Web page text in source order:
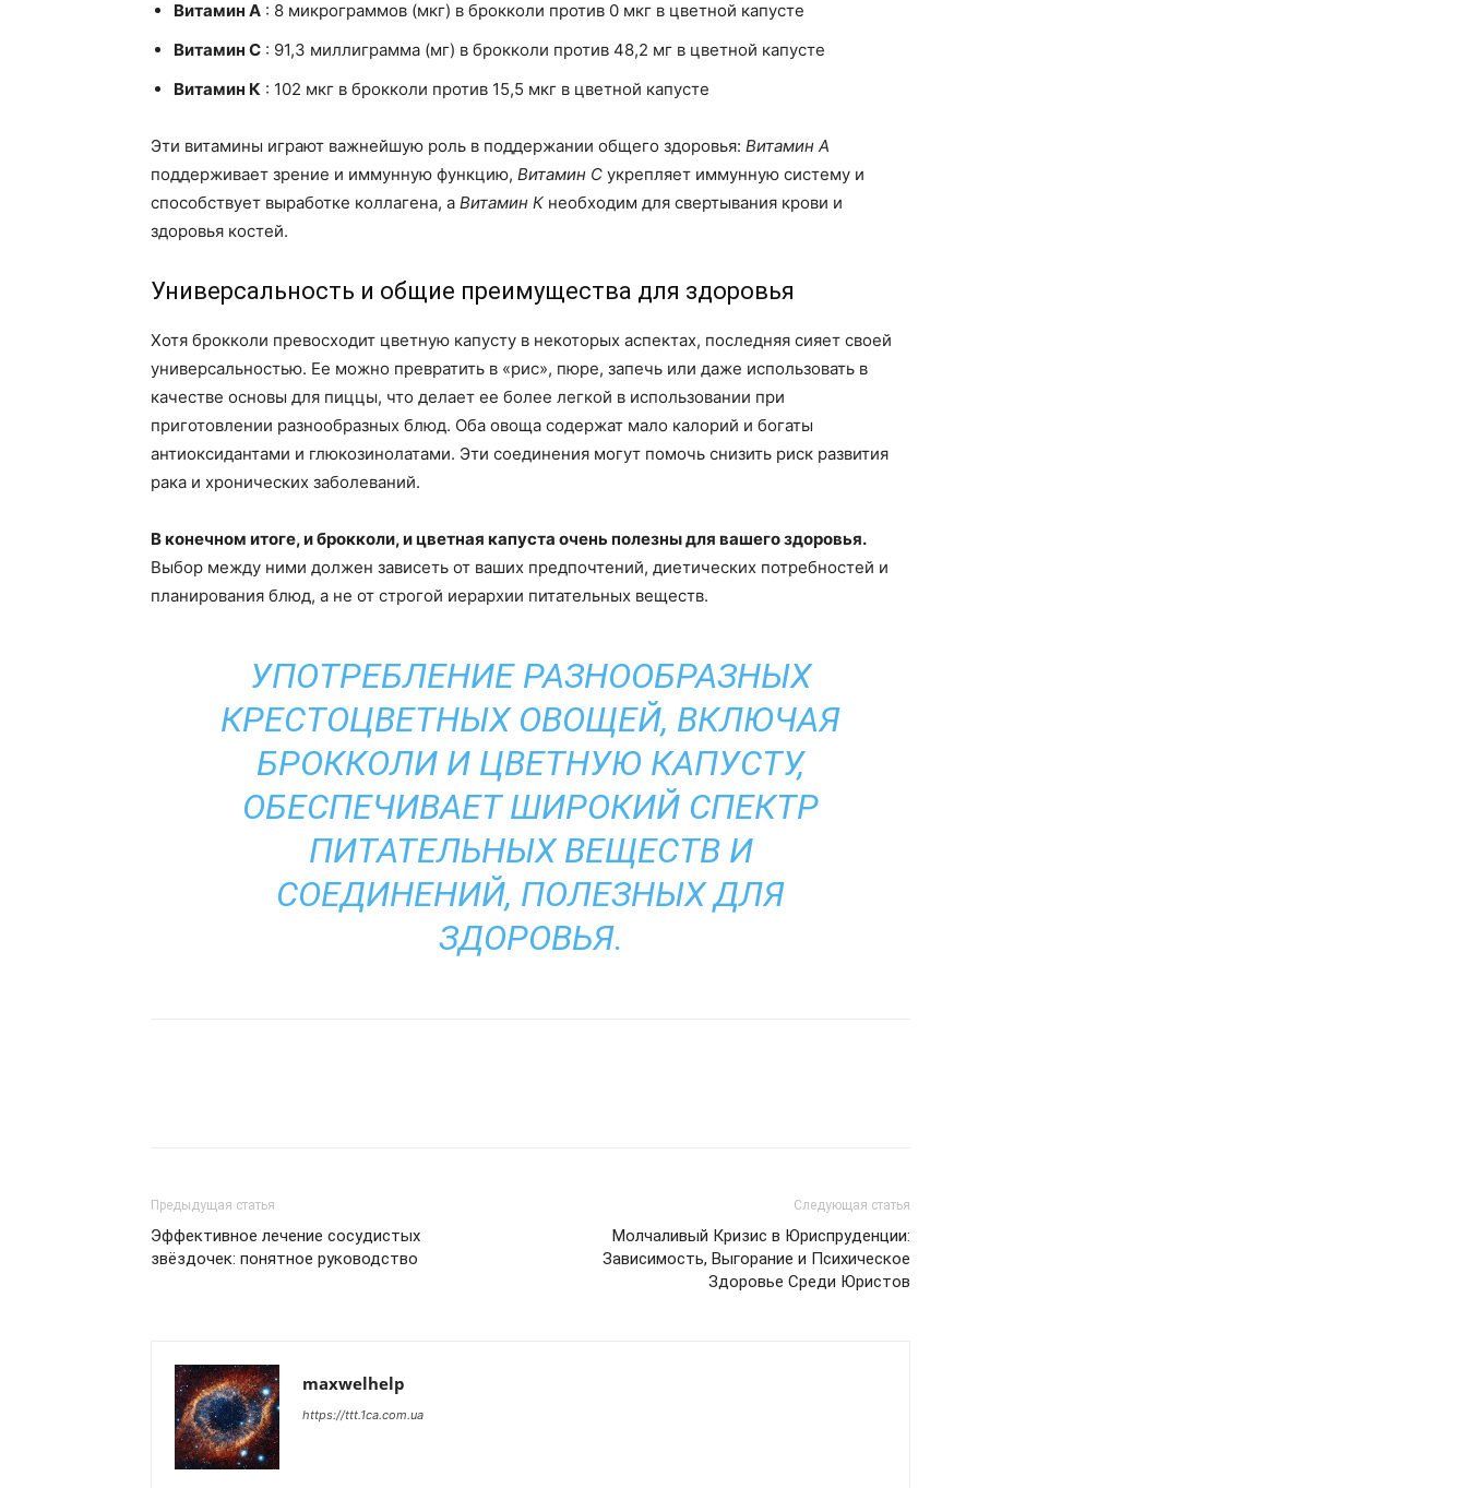
Витамин А : 8 микрограммов (мкг) в брокколи против 0 мкг в цветной капусте
Витамин С : 91,3 миллиграмма (мг) в брокколи против 48,2 мг в цветной капусте
Витамин К : 102 мкг в брокколи против 15,5 мкг в цветной капусте
Эти витамины играют важнейшую роль в поддержании общего здоровья: Витамин А
поддерживает зрение и иммунную функцию, Витамин С укрепляет иммунную систему и
способствует выработке коллагена, а Витамин К необходим для свертывания крови и
здоровья костей.
Универсальность и общие преимущества для здоровья
Хотя брокколи превосходит цветную капусту в некоторых аспектах, последняя сияет своей
универсальностью. Ее можно превратить в «рис», пюре, запечь или даже использовать в
качестве основы для пиццы, что делает ее более легкой в использовании при
приготовлении разнообразных блюд. Оба овоща содержат мало калорий и богаты
антиоксидантами и глюкозинолатами. Эти соединения могут помочь снизить риск развития
рака и хронических заболеваний.
В конечном итоге, и брокколи, и цветная капуста очень полезны для вашего здоровья.
Выбор между ними должен зависеть от ваших предпочтений, диетических потребностей и
планирования блюд, а не от строгой иерархии питательных веществ.
УПОТРЕБЛЕНИЕ РАЗНООБРАЗНЫХ
КРЕСТОЦВЕТНЫХ ОВОЩЕЙ, ВКЛЮЧАЯ
БРОККОЛИ И ЦВЕТНУЮ КАПУСТУ,
ОБЕСПЕЧИВАЕТ ШИРОКИЙ СПЕКТР
ПИТАТЕЛЬНЫХ ВЕЩЕСТВ И
СОЕДИНЕНИЙ, ПОЛЕЗНЫХ ДЛЯ
ЗДОРОВЬЯ.
Предыдущая статья
Эффективное лечение сосудистых
звёздочек: понятное руководство
Следующая статья
Молчаливый Кризис в Юриспруденции:
Зависимость, Выгорание и Психическое
Здоровье Среди Юристов
maxwelhelp
https://ttt.1ca.com.ua